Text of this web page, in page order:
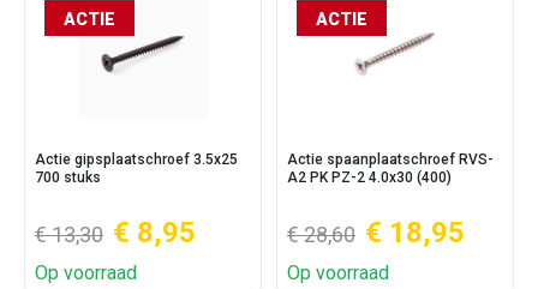
ACTIE
Actie gipsplaatschroef 3.5x25
700 stuks
€ 13,30 € 8,95
Op voorraad
ACTIE
Actie spaanplaatschroef RVS-
A2 PK PZ-2 4.0x30 (400)
€ 28,60 € 18,95
Op voorraad